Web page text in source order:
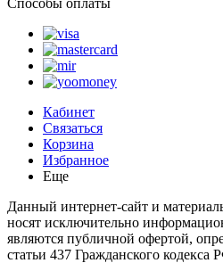
Способы оплаты
Кабинет
Связаться
Корзина
Избранное
Еще
Данный интернет-сайт и
носят исключительно
являются публичной офертой,
статьи 437 Гражданского кодекса